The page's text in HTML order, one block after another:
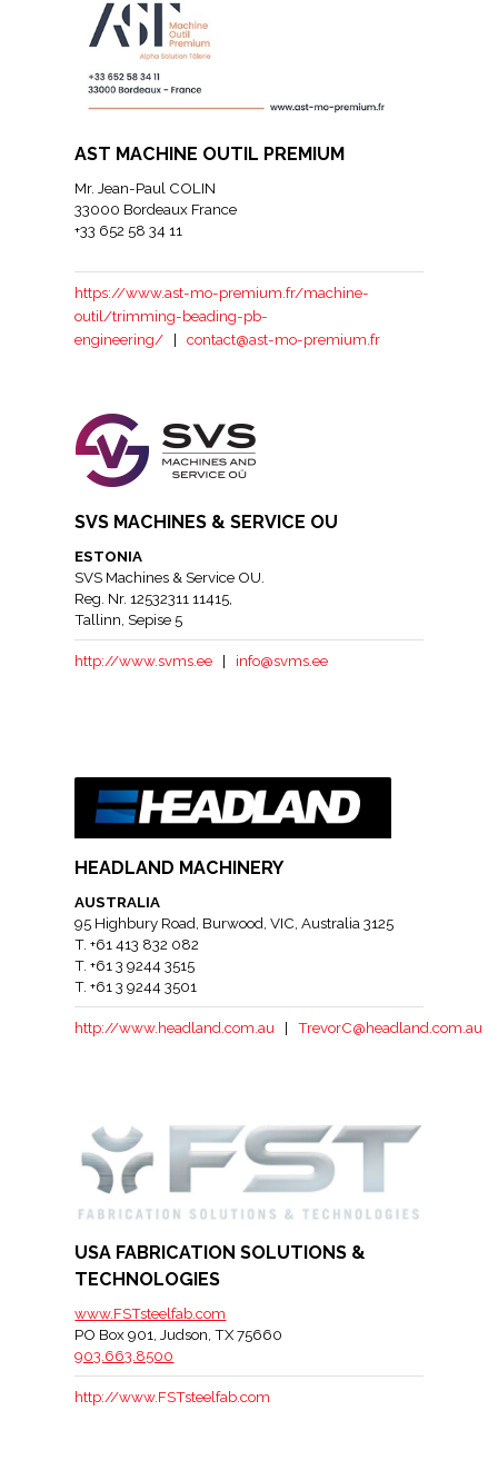
AST MACHINE OUTIL PREMIUM
Mr. Jean-Paul COLIN
33000 Bordeaux France
+33 652 58 34 11
https://www.ast-mo-premium.fr/machine-
outil/trimming-beading-pb-
engineering/ |contact@ast-mo-premium.fr
SVS MACHINES & SERVICE OU
ESTONIA
SVS Machines & Service OU.
Reg. Nr. 12532311 11415,
Tallinn, Sepise 5
http://www.svms.ee | info@svms.ee
HEADLAND MACHINERY
AUSTRALIA
95 Highbury Road, Burwood, VIC, Australia 3125
T. +61 413 832 082
T. +61 3 9244 3515
T. +61 3 9244 3501
http://www.headland.com.au |TrevorC@headland.com.au
USA FABRICATION SOLUTIONS &
TECHNOLOGIES
www.FSTsteelfab.com
PO Box 901, Judson, TX 75660
903.663.8500
http://www.FSTsteelfab.com